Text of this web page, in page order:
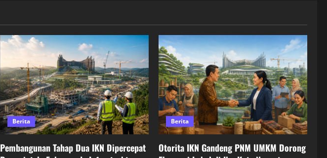
Berita
Pembangunan Tahap Dua IKN Dipercepat
Berita
Otorita IKN Gandeng PNM UMKM Dorong